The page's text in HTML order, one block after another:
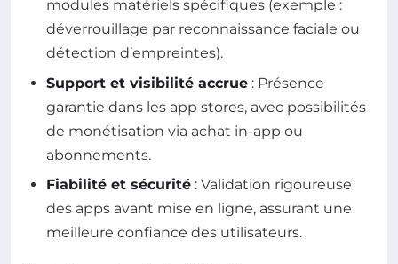
modules matériels spécifiques (exemple :
déverrouillage par reconnaissance faciale ou
détection d’empreintes).
Support et visibilité accrue : Présence
garantie dans les app stores, avec possibilités
de monétisation via achat in-app ou
abonnements.
Fiabilité et sécurité : Validation rigoureuse
des apps avant mise en ligne, assurant une
meilleure confiance des utilisateurs.